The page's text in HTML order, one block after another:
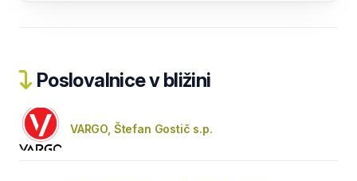
Poslovalnice v bližini
VARGO, Štefan Gostič s.p.